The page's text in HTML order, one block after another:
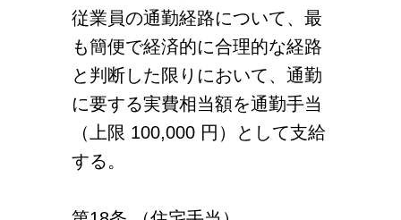
従業員の通勤経路について、最
も簡便で経済的に合理的な経路
と判断した限りにおいて、通勤
に要する実費相当額を通勤手当
（上限 100,000 円）として支給
する。